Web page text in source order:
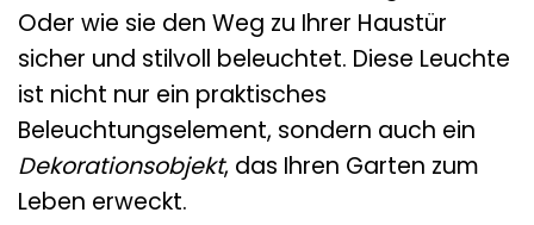
Oder wie sie den Weg zu Ihrer Haustür
sicher und stilvoll beleuchtet. Diese Leuchte
ist nicht nur ein praktisches
Beleuchtungselement, sondern auch ein
Dekorationsobjekt, das Ihren Garten zum
Leben erweckt.